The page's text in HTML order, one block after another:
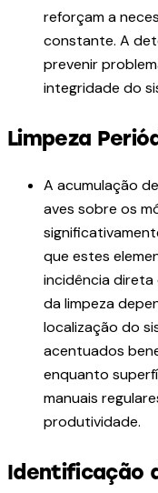
reforçam a
constante. A
prevenir
integridade do
Limpeza
A acumulação
aves sobre os
que estes
incidência direta
da limpeza
localização do
acentuados
enquanto
manuais
produtividade.
Identificação